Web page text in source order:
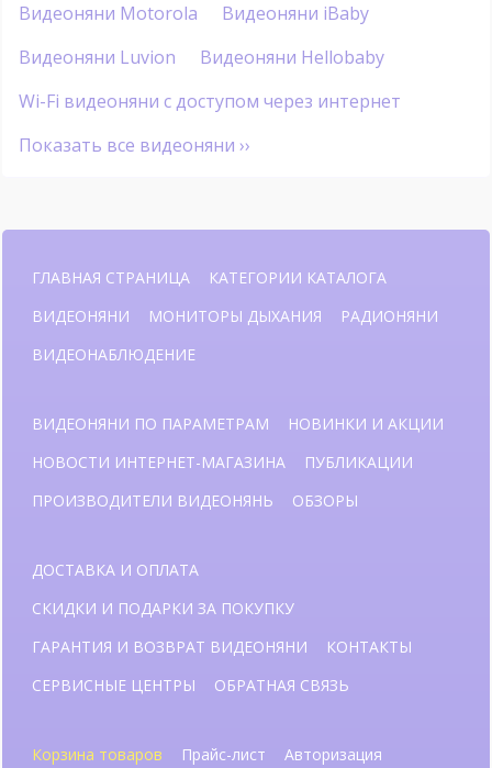
Видеоняни Motorola
Видеоняни iBaby
Видеоняни Luvion
Видеоняни Hellobaby
Wi-Fi видеоняни с доступом через интернет
Показать все видеоняни ››
ГЛАВНАЯ СТРАНИЦА
КАТЕГОРИИ КАТАЛОГА
ВИДЕОНЯНИ
МОНИТОРЫ ДЫХАНИЯ
РАДИОНЯНИ
ВИДЕОНАБЛЮДЕНИЕ
ВИДЕОНЯНИ ПО ПАРАМЕТРАМ
НОВИНКИ И АКЦИИ
НОВОСТИ ИНТЕРНЕТ-МАГАЗИНА
ПУБЛИКАЦИИ
ПРОИЗВОДИТЕЛИ ВИДЕОНЯНЬ
ОБЗОРЫ
ДОСТАВКА И ОПЛАТА
СКИДКИ И ПОДАРКИ ЗА ПОКУПКУ
ГАРАНТИЯ И ВОЗВРАТ ВИДЕОНЯНИ
КОНТАКТЫ
СЕРВИСНЫЕ ЦЕНТРЫ
ОБРАТНАЯ СВЯЗЬ
Корзина товаров Прайс-лист Авторизация